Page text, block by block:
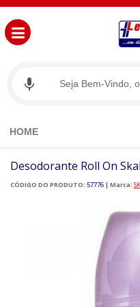
HOME
Desodorante Roll On
CÓDIGO DO PRODUTO: 57776 | Marca: